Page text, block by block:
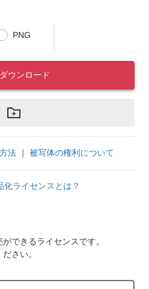
PNG
ダウンロード
法 ｜ 被写体の権利について
化ライセンスとは？
できるライセンスです。
さい。